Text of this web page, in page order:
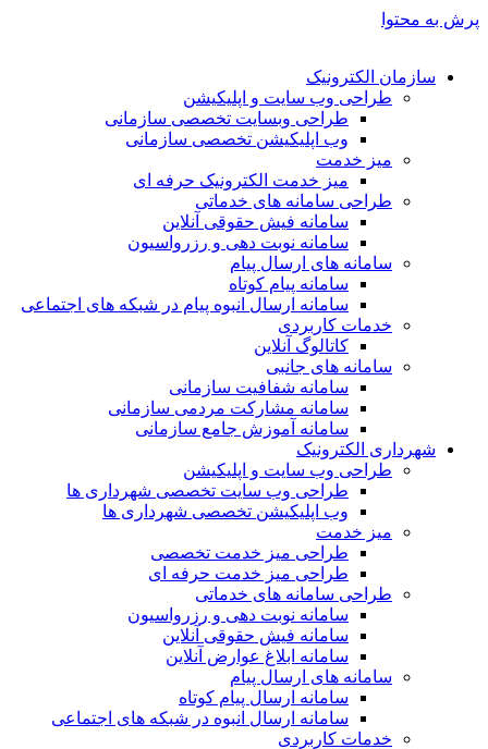
پرش به محتوا
سازمان الکترونیک
طراحی وب سایت و اپلیکیشن
طراحی وبسایت تخصصی سازمانی
وب اپلیکیشن تخصصی سازمانی
میز خدمت
میز خدمت الکترونیک حرفه ای
طراحی سامانه های خدماتی
سامانه فیش حقوقی آنلاین
سامانه نوبت دهی و رزرواسیون
سامانه های ارسال پیام
سامانه پیام کوتاه
سامانه ارسال انبوه پیام در شبکه های اجتماعی
خدمات کاربردی
کاتالوگ آنلاین
سامانه های جانبی
سامانه شفافیت سازمانی
سامانه مشارکت مردمی سازمانی
سامانه آموزش جامع سازمانی
شهرداری الکترونیک
طراحی وب سایت و اپلیکیشن
طراحی وب سایت تخصصی شهرداری ها
وب اپلیکیشن تخصصی شهرداری ها
میز خدمت
طراحی میز خدمت تخصصی
طراحی میز خدمت حرفه ای
طراحی سامانه های خدماتی
سامانه نوبت دهی و رزرواسیون
سامانه فیش حقوقی آنلاین
سامانه ابلاغ عوارض آنلاین
سامانه های ارسال پیام
سامانه ارسال پیام کوتاه
سامانه ارسال انبوه در شبکه های اجتماعی
خدمات کاربردی